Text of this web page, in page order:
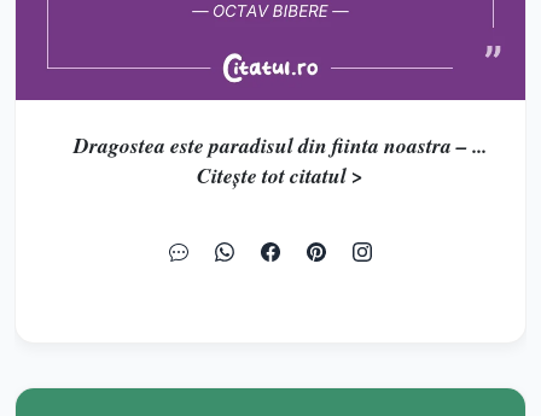
Dragostea este paradisul din fiinta noastra – ...
Citește tot citatul >